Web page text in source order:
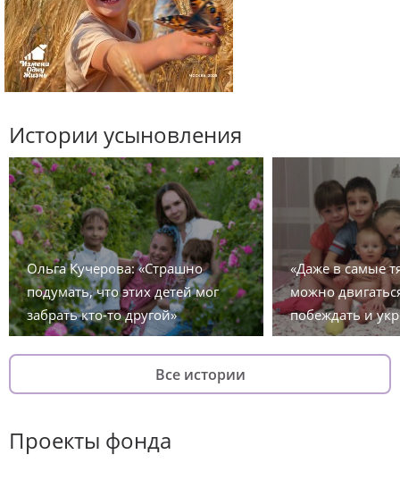
Истории усыновления
Ольга Кучерова: «Страшно
подумать, что этих детей мог
забрать кто-то другой»
«Даже в самые
можно
побеждать и
Все истории
Проекты фонда